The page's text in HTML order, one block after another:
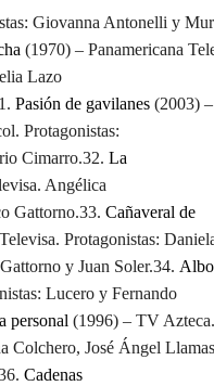
Giovanna Antonelli y
(1970) – Panamericana
Lazo
Pasión de gavilanes (2003) –
Protagonistas:
Cimarro.32. La
Angélica
Gattorno.33. Cañaveral de
Protagonistas:
y Juan Soler.34.
Lucero y Fernando
personal (1996) – TV Azteca.
Colchero, José Ángel Llamas
Cadenas